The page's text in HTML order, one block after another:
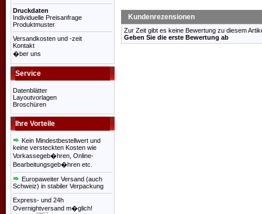
Druckdaten
Individuelle Preisanfrage
Produktmuster
Versandkosten und -zeit
Kontakt
�ber uns
Service
Datenblätter
Layoutvorlagen
Broschüren
Ihre Vorteile
Kein Mindestbestellwert und
keine versteckten Kosten wie
Vorkassegeb�hren, Online-
Bearbeitungsgeb�hren etc.
Europaweiter Versand (auch
Schweiz) in stabiler Verpackung
Express- und 24h
Overnightversand m�glich!
Kundenrezensionen
Zur Zeit gibt es keine Bewertung zu diesem
Geben Sie die erste Bewertung ab